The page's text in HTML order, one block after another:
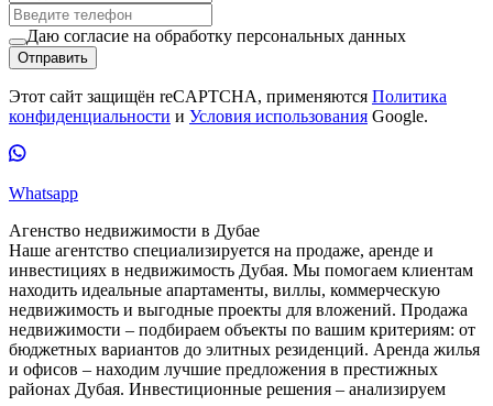
Даю согласие на обработку персональных данных
Отправить
Этот сайт защищён reCAPTCHA, применяются Политика
конфиденциальности и Условия использования Google.
Whatsapp
Агенство недвижимости в Дубае
Наше агентство специализируется на продаже, аренде и
инвестициях в недвижимость Дубая. Мы помогаем клиентам
находить идеальные апартаменты, виллы, коммерческую
недвижимость и выгодные проекты для вложений. Продажа
недвижимости – подбираем объекты по вашим критериям: от
бюджетных вариантов до элитных резиденций. Аренда жилья
и офисов – находим лучшие предложения в престижных
районах Дубая. Инвестиционные решения – анализируем